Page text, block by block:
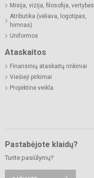
Misija, vizija, filosofija, vertybės
Atributika (vėliava, logotipas,
himnas)
Uniformos
Ataskaitos
Finansinių ataskaitų rinkiniai
Viešieji pirkimai
Projektinė veikla
Pastabėjote klaidų?
Turite pasiūlymų?